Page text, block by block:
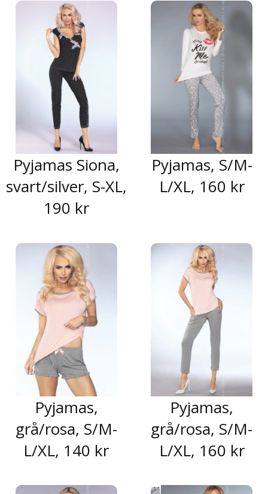
Pyjamas Siona,
svart/silver, S-XL,
190 kr
Pyjamas, S/M-
L/XL, 160 kr
Pyjamas,
grå/rosa, S/M-
L/XL, 140 kr
Pyjamas,
grå/rosa, S/M-
L/XL, 160 kr